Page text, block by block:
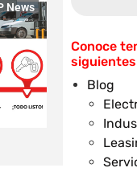
News
Conoce
Blog